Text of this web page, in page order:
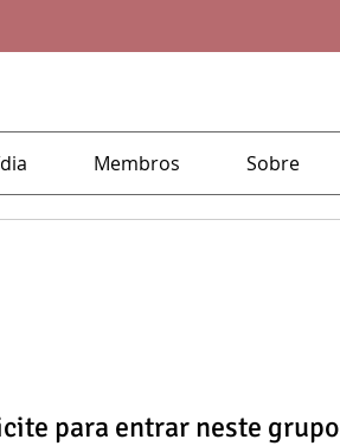
Membros Sobre
para entrar neste grupo